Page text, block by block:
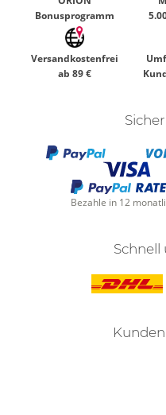
Bonusprogramm
Versandkostenfrei
ab 89 €
Sicher
Bezahle in 12
Schnell
Kunden